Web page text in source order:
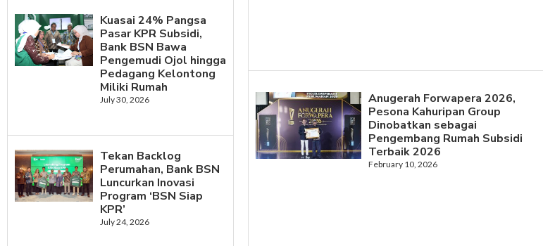
Kuasai 24% Pangsa
Pasar KPR Subsidi,
Bank BSN Bawa
Pengemudi Ojol hingga
Pedagang Kelontong
Miliki Rumah
July 30, 2026
Tekan Backlog
Perumahan, Bank BSN
Luncurkan Inovasi
Program ‘BSN Siap
KPR’
July 24, 2026
Anugerah Forwapera 2026,
Pesona Kahuripan Group
Dinobatkan sebagai
Pengembang Rumah Subsidi
Terbaik 2026
February 10, 2026